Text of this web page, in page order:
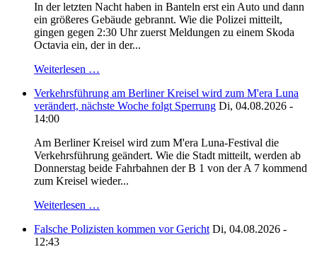
In der letzten Nacht haben in Banteln erst ein Auto und dann
ein größeres Gebäude gebrannt. Wie die Polizei mitteilt,
gingen gegen 2:30 Uhr zuerst Meldungen zu einem Skoda
Octavia ein, der in der...
Weiterlesen …
Verkehrsführung am Berliner Kreisel wird zum M'era Luna
verändert, nächste Woche folgt Sperrung Di, 04.08.2026 -
14:00
Am Berliner Kreisel wird zum M'era Luna-Festival die
Verkehrsführung geändert. Wie die Stadt mitteilt, werden ab
Donnerstag beide Fahrbahnen der B 1 von der A 7 kommend
zum Kreisel wieder...
Weiterlesen …
Falsche Polizisten kommen vor Gericht Di, 04.08.2026 -
12:43